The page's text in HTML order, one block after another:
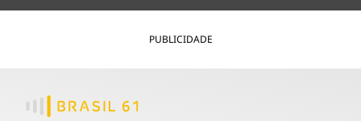
PUBLICIDADE